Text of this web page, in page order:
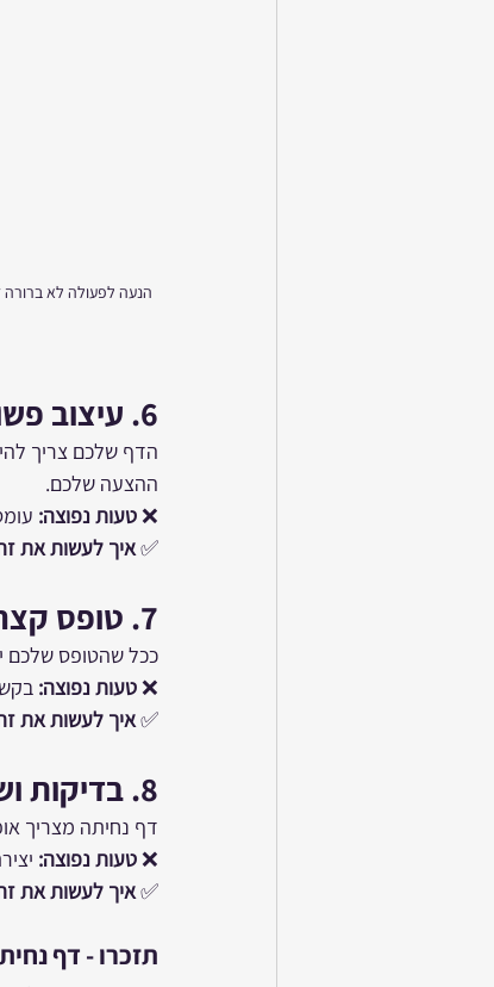
הנעה לפעולה לא
6. עיצוב
הדף שלכם צריך
ההצעה שלכם.
❌ טעות נפוצה:
✅ איך לעשות את זה
7. טופס
ככל שהטופס שלכם
❌ טעות נפוצה:
✅ איך לעשות את זה
8. בדיקות
דף נחיתה מצריך
❌ טעות נפוצה:
✅ איך לעשות את זה
תזכרו - דף